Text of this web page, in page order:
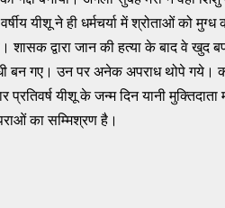
यीशू ने ही धर्मचर्या में श्रोताओं को
द्वारा जान की हत्या के बाद वे खुद
बन गए। उन पर अनेक अपराध थोपे गये।
यीशू के जन्म दिन यानी मुक्तिदाता
का सम्मिश्रण है।